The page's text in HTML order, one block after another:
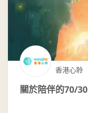
香港心聆
關於陪伴的70/30